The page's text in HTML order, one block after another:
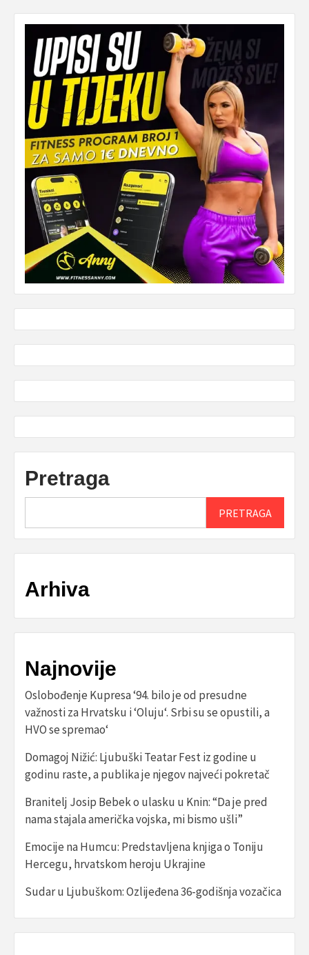
Pretraga
PRETRAGA
Arhiva
Najnovije
Oslobođenje Kupresa ‘94. bilo je od presudne
važnosti za Hrvatsku i ‘Oluju‘. Srbi su se opustili, a
HVO se spremao‘
Domagoj Nižić: Ljubuški Teatar Fest iz godine u
godinu raste, a publika je njegov najveći pokretač
Branitelj Josip Bebek o ulasku u Knin: “Da je pred
nama stajala američka vojska, mi bismo ušli”
Emocije na Humcu: Predstavljena knjiga o Toniju
Hercegu, hrvatskom heroju Ukrajine
Sudar u Ljubuškom: Ozlijeđena 36-godišnja vozačica